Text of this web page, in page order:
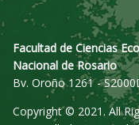
Facultad de Ciencias
Nacional de Rosario
Bv. Oroño 1261 -
Copyright © 2021. All